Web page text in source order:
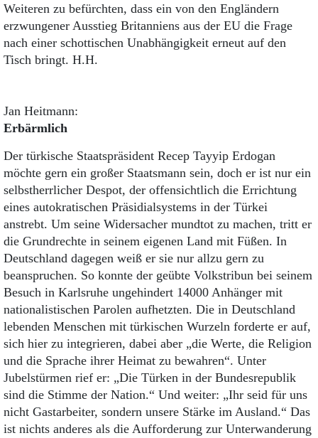
Weiteren zu befürchten, dass ein von den Engländern
erzwungener Ausstieg Britanniens aus der EU die Frage
nach einer schottischen Unabhängigkeit erneut auf den
Tisch bringt. H.H.
Jan Heitmann:
Erbärmlich
Der türkische Staatspräsident Recep Tayyip Erdogan
möchte gern ein großer Staatsmann sein, doch er ist nur ein
selbstherrlicher Despot, der offensichtlich die Errichtung
eines autokratischen Präsidialsystems in der Türkei
anstrebt. Um seine Widersacher mundtot zu machen, tritt er
die Grundrechte in seinem eigenen Land mit Füßen. In
Deutschland dagegen weiß er sie nur allzu gern zu
beanspruchen. So konnte der geübte Volkstribun bei seinem
Besuch in Karlsruhe ungehindert 14000 Anhänger mit
nationalistischen Parolen aufhetzten. Die in Deutschland
lebenden Menschen mit türkischen Wurzeln forderte er auf,
sich hier zu integrieren, dabei aber „die Werte, die Religion
und die Sprache ihrer Heimat zu bewahren“. Unter
Jubelstürmen rief er: „Die Türken in der Bundesrepublik
sind die Stimme der Nation.“ Und weiter: „Ihr seid für uns
nicht Gastarbeiter, sondern unsere Stärke im Ausland.“ Das
ist nichts anderes als die Aufforderung zur Unterwanderung